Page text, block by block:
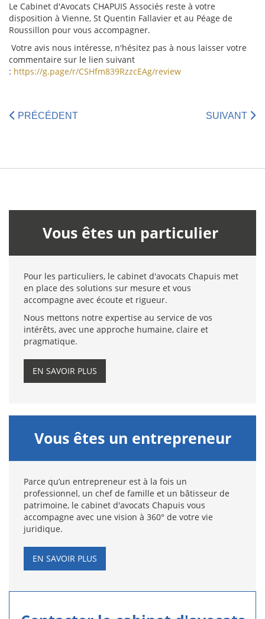
Le Cabinet d'Avocats CHAPUIS Associés reste à votre
disposition à Vienne, St Quentin Fallavier et au Péage de
Roussillon pour vous accompagner.
Votre avis nous intéresse, n'hésitez pas à nous laisser votre
commentaire sur le lien suivant
: https://g.page/r/CSHfm839RzzcEAg/review
PRÉCÉDENT SUIVANT
Vous êtes un particulier
Pour les particuliers, le cabinet d'avocats Chapuis met
en place des solutions sur mesure et vous
accompagne avec écoute et rigueur.
Nous mettons notre expertise au service de vos
intérêts, avec une approche humaine, claire et
pragmatique.
EN SAVOIR PLUS
Vous êtes un entrepreneur
Parce qu’un entrepreneur est à la fois un
professionnel, un chef de famille et un bâtisseur de
patrimoine, le cabinet d'avocats Chapuis vous
accompagne avec une vision à 360° de votre vie
juridique.
EN SAVOIR PLUS